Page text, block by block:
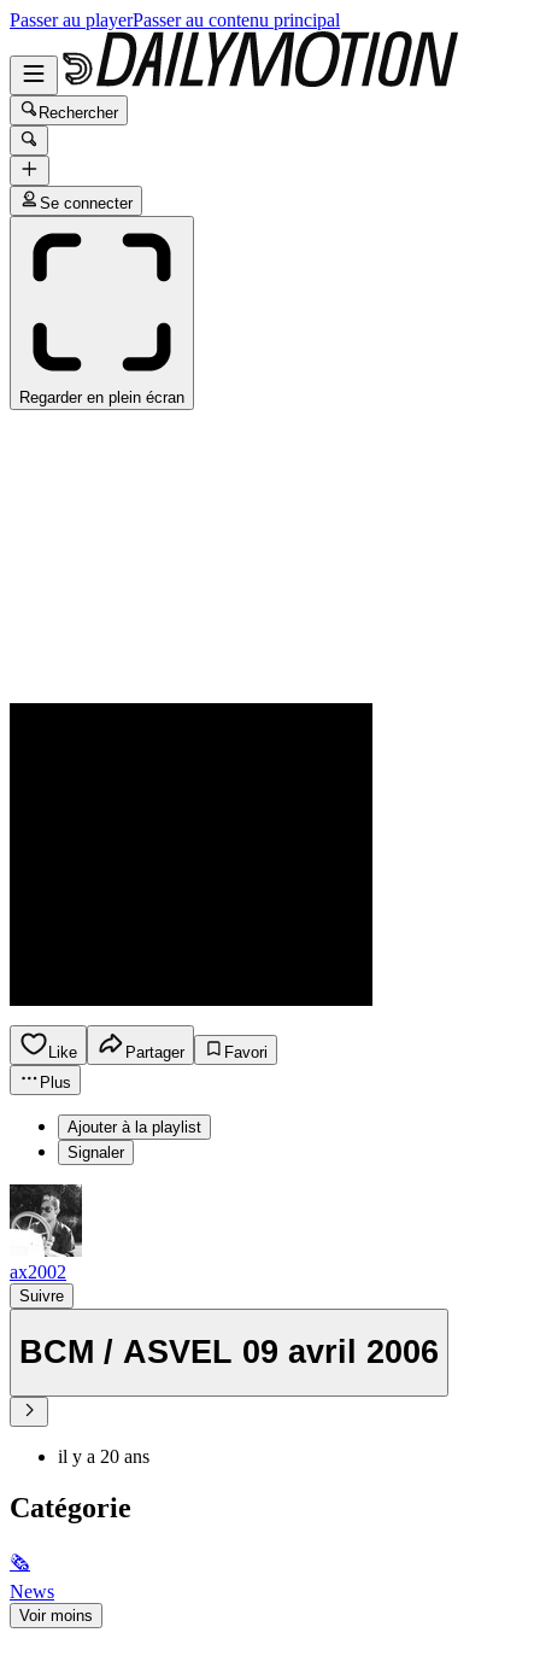
Passer au playerPasser au contenu principal
Rechercher
Se connecter
Regarder en plein écran
Like Partager
Favori
Plus
Ajouter à la playlist
Signaler
ax2002
Suivre
BCM / ASVEL 09 avril 2006
il y a 20 ans
Catégorie
🗞
News
Voir moins